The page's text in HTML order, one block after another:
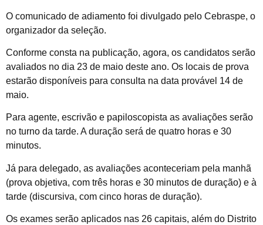
O comunicado de adiamento foi divulgado pelo Cebraspe, o
organizador da seleção.
Conforme consta na publicação, agora, os candidatos serão
avaliados no dia 23 de maio deste ano. Os locais de prova
estarão disponíveis para consulta na data provável 14 de
maio.
Para agente, escrivão e papiloscopista as avaliações serão
no turno da tarde. A duração será de quatro horas e 30
minutos.
Já para delegado, as avaliações aconteceriam pela manhã
(prova objetiva, com três horas e 30 minutos de duração) e à
tarde (discursiva, com cinco horas de duração).
Os exames serão aplicados nas 26 capitais, além do Distrito